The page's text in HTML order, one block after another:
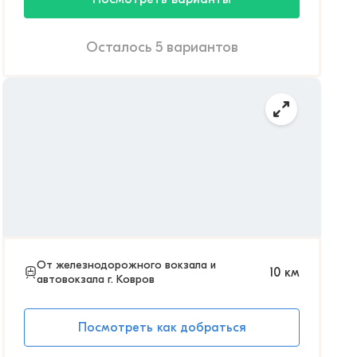
Осталось 5 вариантов
От железнодорожного вокзала и
автовокзала г. Ковров
10 км
Посмотреть как добраться